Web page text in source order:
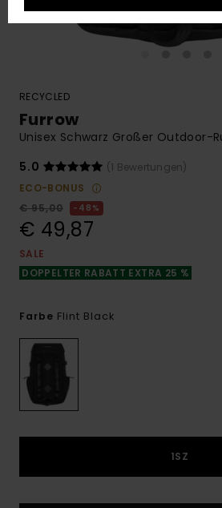
RECYCLED
Furrow
Unisex Schwarz Großer Outdoor-
5.0
(1 Bewertungen)
ECO-BONUS
€ 95,00
48%
€ 49,87
SALE
DOPPELTER RABATT EXTRA 25 %
Farbe Flint Black
1SZ